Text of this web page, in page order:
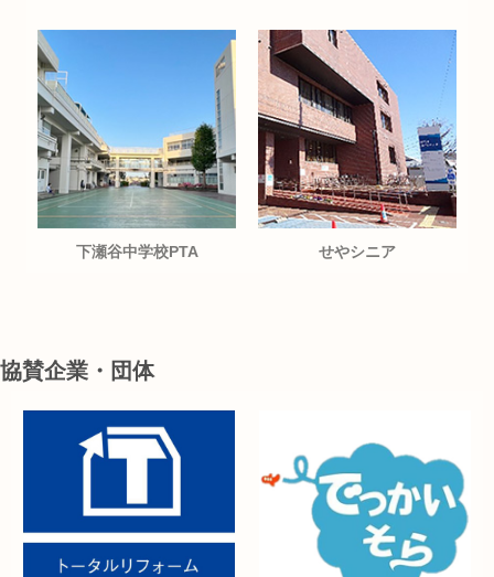
下瀬谷中学校PTA せやシニア
協賛企業・団体